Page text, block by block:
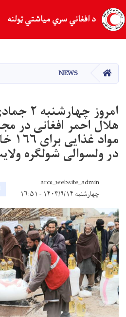
د افغاني سري میاشتي ټولنه
کور NEWS
امروز
در ولسوالی شولگره
arcs_website_admin
چهارشنبه ۱۴۰۳/۹/۱۴ - ۱۶:۵۱